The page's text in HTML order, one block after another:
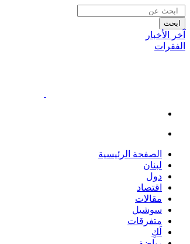
ابحث
آخر الأخبار
الفقرات
الصفحة الرئيسية
لبنان
دول
اقتصاد
مقالات
سوشيل
متفرقات
لَكِ